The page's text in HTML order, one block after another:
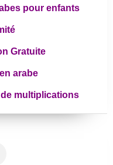
pour enfants
Gratuite
arabe
multiplications